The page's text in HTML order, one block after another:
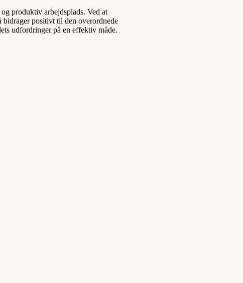
produktiv arbejdsplads. Ved at
positivt til den overordnede
udfordringer på en effektiv måde.